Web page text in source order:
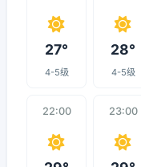
27°
4-5级
28°
4-5级
22:00 23:00